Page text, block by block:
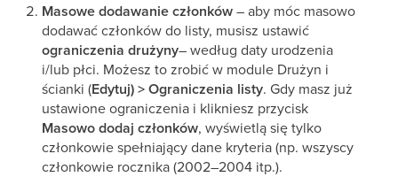
Masowe dodawanie członków– aby móc masowo
dodawać członków do listy, musisz ustawić
ograniczenia drużyny– według daty urodzenia
i/lub płci. Możesz to zrobić w module Drużyn i
ścianki (Edytuj) > Ograniczenia listy. Gdy masz już
ustawione ograniczenia i klikniesz przycisk
Masowo dodaj członków, wyświetlą się tylko
członkowie spełniający dane kryteria (np. wszyscy
członkowie rocznika (2002–2004 itp.).